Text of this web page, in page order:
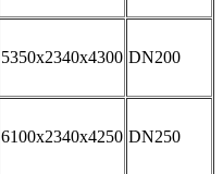
5350x2340x4300 DN200
6100x2340x4250 DN250